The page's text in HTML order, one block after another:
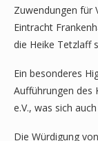
Zuwendungen für
Eintracht
die Heike Tetzlaff
Ein besonderes
Aufführungen des
e.V., was sich
Die Würdigung